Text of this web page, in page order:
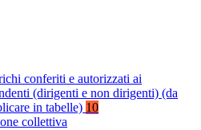
conferiti e autorizzati ai
(dirigenti e non dirigenti) (da
in tabelle) 10
collettiva